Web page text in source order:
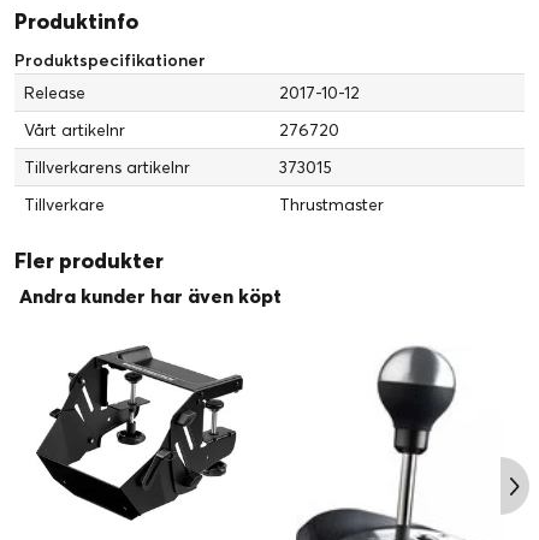
Produktinfo
Produktspecifikationer
Release
2017-10-12
Vårt artikelnr
276720
Tillverkarens artikelnr
373015
Tillverkare
Thrustmaster
Fler produkter
Andra kunder har även köpt